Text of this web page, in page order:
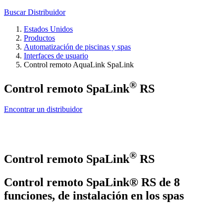
Buscar Distribuidor
Estados Unidos
Productos
Automatización de piscinas y spas
Interfaces de usuario
Control remoto AquaLink SpaLink
Control remoto SpaLink® RS
Encontrar un distribuidor
Control remoto SpaLink® RS
Control remoto SpaLink® RS de 8
funciones, de instalación en los spas